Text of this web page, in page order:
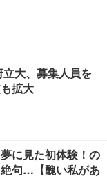
立大、募集人員を
拡大
に見た初体験！の
句…【醜い私があ